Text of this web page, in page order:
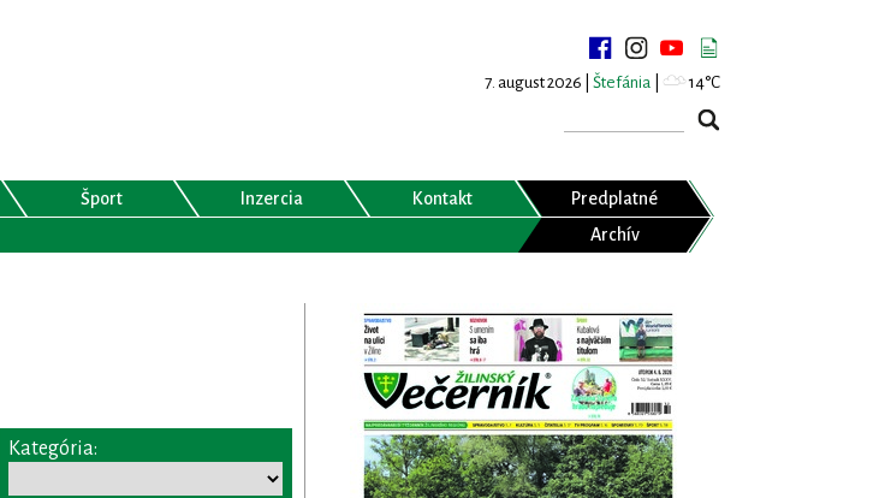
7. august 2026 | Štefánia 14°C
Šport Inzercia Kontakt
Predplatné
Archív
Kategória: